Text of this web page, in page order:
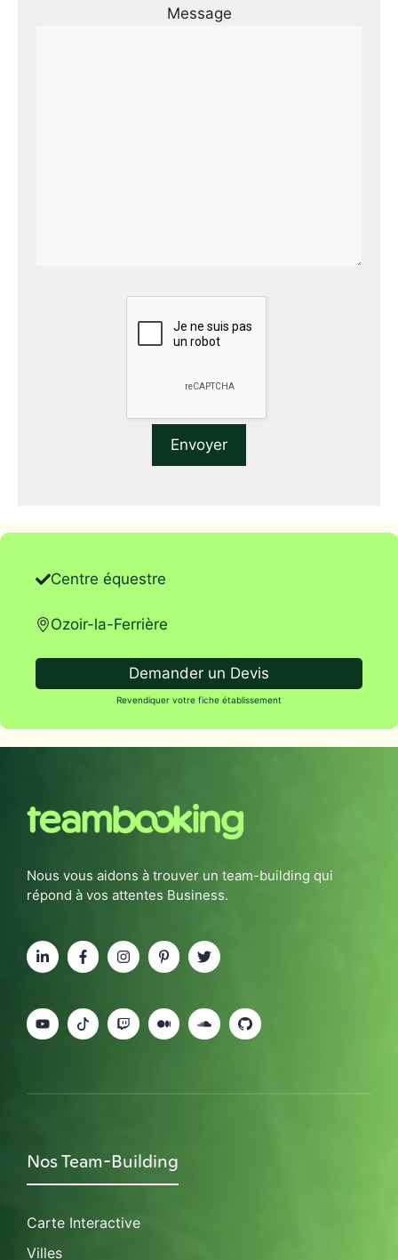
Message
Centre équestre
Ozoir-la-Ferrière
Demander un Devis
Revendiquer votre fiche établissement
Nous vous aidons à trouver un team-building qui
répond à vos attentes Business.
Nos Team-Building
Carte Interactive
Villes